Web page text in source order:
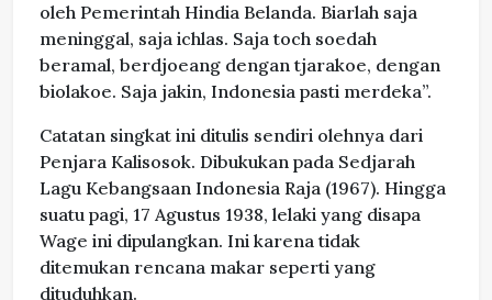
oleh Pemerintah Hindia Belanda. Biarlah saja
meninggal, saja ichlas. Saja toch soedah
beramal, berdjoeang dengan tjarakoe, dengan
biolakoe. Saja jakin, Indonesia pasti merdeka”.
Catatan singkat ini ditulis sendiri olehnya dari
Penjara Kalisosok. Dibukukan pada Sedjarah
Lagu Kebangsaan Indonesia Raja (1967). Hingga
suatu pagi, 17 Agustus 1938, lelaki yang disapa
Wage ini dipulangkan. Ini karena tidak
ditemukan rencana makar seperti yang
dituduhkan.